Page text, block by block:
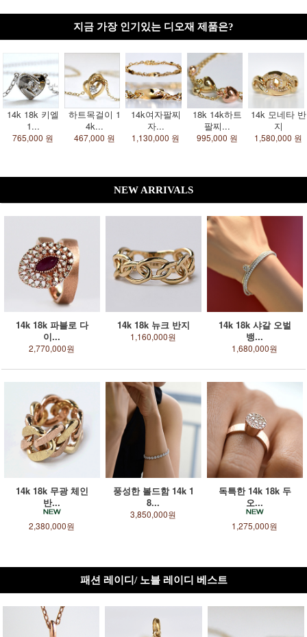
지금 가장 인기있는 디오재 제품은?
14k 18k 키엘
1...
765,000 원
하트목걸이 1
4k...
467,000 원
14k여자팔찌
자...
1,130,000 원
18k 14k하트
팔찌...
995,000 원
14k 모네타 반
지
1,580,000 원
NEW ARRIVALS
14k 18k 파블로 다
이...
2,770,000원
14k 18k 뉴크 반지
1,160,000원
14k 18k 샤갈 오벌
뱅...
1,680,000원
14k 18k 무광 체인
반...
2,380,000원
풍성한 볼드함 14k 1
8...
3,850,000원
독특한 14k 18k 두
오...
1,275,000원
패션 레이디/ 노블 레이디 베스트